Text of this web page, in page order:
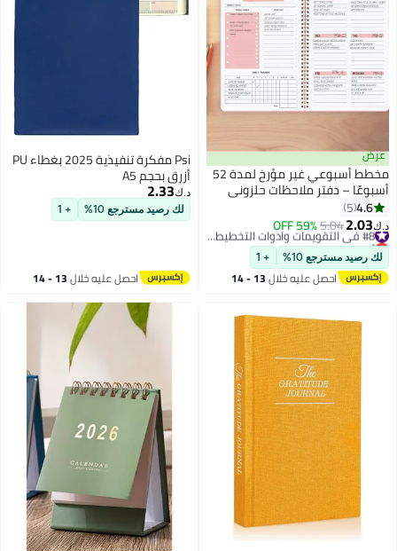
عرض
مخطط أسبوعي غير مؤرخ لمدة 52
أسبوعًا – دفتر ملاحظات حلزوني
لتحديد الأهداف مع متتبع العادات
وقائمة المهام، ورق سميك وغلاف
مقاوم للماء، مثالي للعمل
والدراسة وتنظيم المهام المنزلية
4.6
5
د.ك‏2.03
5.04
59% OFF
أقل سعر في السنة
لك رصيد مسترجع 10% + 1
احصل عليه خلال 13 - 14
Psi مفكرة تنفيذية 2025 بغطاء PU
أزرق بحجم A5
د.ك‏2.33
لك رصيد مسترجع 10% + 1
احصل عليه خلال 13 - 14